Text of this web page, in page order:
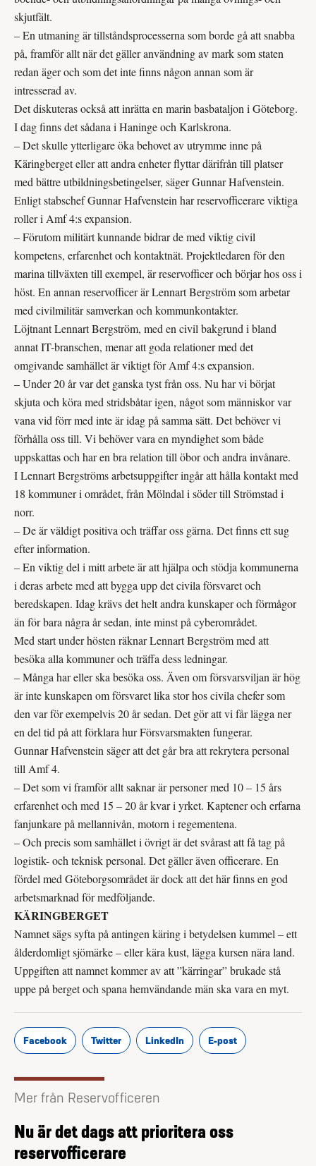
skjutfält.
– En utmaning är tillståndsprocesserna som borde gå att snabba
på, framför allt när det gäller användning av mark som staten
redan äger och som det inte finns någon annan som är
intresserad av.
Det diskuteras också att inrätta en marin basbataljon i Göteborg.
I dag finns det sådana i Haninge och Karlskrona.
– Det skulle ytterligare öka behovet av utrymme inne på
Käringberget eller att andra enheter flyttar därifrån till platser
med bättre utbildningsbetingelser, säger Gunnar Hafvenstein.
Enligt stabschef Gunnar Hafvenstein har reservofficerare viktiga
roller i Amf 4:s expansion.
– Förutom militärt kunnande bidrar de med viktig civil
kompetens, erfarenhet och kontaktnät. Projektledaren för den
marina tillväxten till exempel, är reserv­officer och börjar hos oss i
höst. En annan reservofficer är Lennart Bergström som arbetar
med civilmilitär samverkan och kommunkontakter.
Löjtnant Lennart Bergström, med en civil bakgrund i bland
annat IT-branschen, menar att goda relationer med det
omgivande samhället är viktigt för Amf 4:s expansion.
– Under 20 år var det ganska tyst från oss. Nu har vi börjat
skjuta och köra med stridsbåtar igen, något som människor var
vana vid förr med inte är idag på samma sätt. Det behöver vi
förhålla oss till. Vi behöver vara en myndighet som både
uppskattas och har en bra relation till öbor och andra invånare.
I Lennart Bergströms arbetsuppgifter ingår att hålla kontakt med
18 kommuner i området, från Mölndal i söder till Strömstad i
norr.
– De är väldigt positiva och träffar oss gärna. Det finns ett sug
efter information.
– En viktig del i mitt arbete är att hjälpa och stödja kommunerna
i deras arbete med att bygga upp det civila försvaret och
beredskapen. Idag krävs det helt andra kunskaper och förmågor
än för bara några år sedan, inte minst på cyberområdet.
Med start under hösten räknar Lennart Bergström med att
besöka alla kommuner och träffa dess ledningar.
– Många har eller ska besöka oss. Även om försvarsviljan är hög
är inte kunskapen om försvaret lika stor hos civila chefer som
den var för exempelvis 20 år sedan. Det gör att vi får lägga ner
en del tid på att förklara hur Försvarsmakten fungerar.
Gunnar Hafvenstein säger att det går bra att rekrytera personal
till Amf 4.
– Det som vi framför allt saknar är personer med 10 – 15 års
erfarenhet och med 15 – 20 år kvar i yrket. Kaptener och erfarna
fanjunkare på mellannivån, motorn i regementena.
– Och precis som samhället i övrigt är det svårast att få tag på
logistik- och teknisk personal. Det gäller även officerare. En
fördel med Göteborgsområdet är dock att det här finns en god
arbetsmarknad för medföljande.
KÄRINGBERGET
Namnet sägs syfta på antingen käring i betydelsen kummel – ett
ålderdomligt sjömärke – eller kära kust, lägga kursen nära land.
Uppgiften att namnet kommer av att ”kärringar” brukade stå
uppe på berget och spana hemvändande män ska vara en myt.
Facebook Twitter LinkedIn E-post
Mer från Reservofficeren
Nu är det dags att prioritera oss
reservofficerare